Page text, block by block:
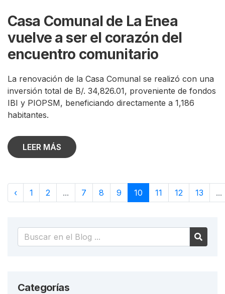
Casa Comunal de La Enea
vuelve a ser el corazón del
encuentro comunitario
La renovación de la Casa Comunal se realizó con una
inversión total de B/. 34,826.01, proveniente de fondos
IBI y PIOPSM, beneficiando directamente a 1,186
habitantes.
LEER MÁS
‹ 1 2 ... 7 8 9 10 11 12 13 ...
Categorías